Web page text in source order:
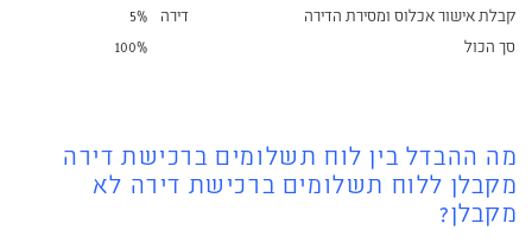
קבלת אישור אכלוס ומסירת הדירה דירה
5%
סך הכול
100%
מה ההבדל בין לוח תשלומים ברכישת דירה
מקבלן ללוח תשלומים ברכישת דירה לא
מקבלן?